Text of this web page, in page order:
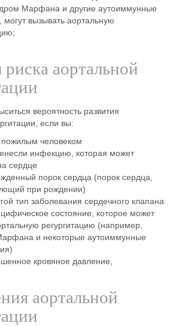
Марфана и другие аутоиммунные
могут вызывать аортальную
аортальной
вероятность развития
если вы:
пожилым человеком
инфекцию, которая может
сердце
порок сердца (порок сердца,
при рождении)
тип заболевания сердечного клапана
состояние, которое может
регургитацию (например,
и некоторые аутоиммунные
кровяное давление,
аортальной